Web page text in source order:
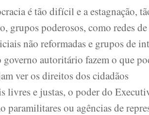
é tão difícil e a estagnação,
grupos poderosos, como redes de
não reformadas e grupos de
autoritário fazem o que
ver os direitos dos cidadãos
livres e justas, o poder do
paramilitares ou agências de